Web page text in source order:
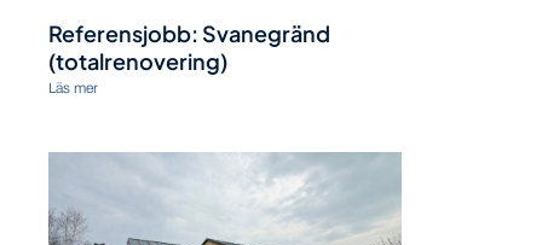
Referensjobb: Svanegränd
(totalrenovering)
Läs mer